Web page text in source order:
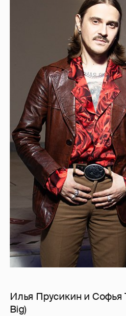
Илья Прусикин и Софья
Big)